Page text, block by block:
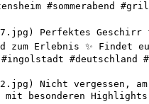
#sommerabend
Perfektes Geschirr
zum Erlebnis ✨
#deutschland
Nicht vergessen,
besonderen